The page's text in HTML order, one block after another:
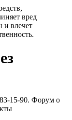
вред
и влечет
15-90. Форум о